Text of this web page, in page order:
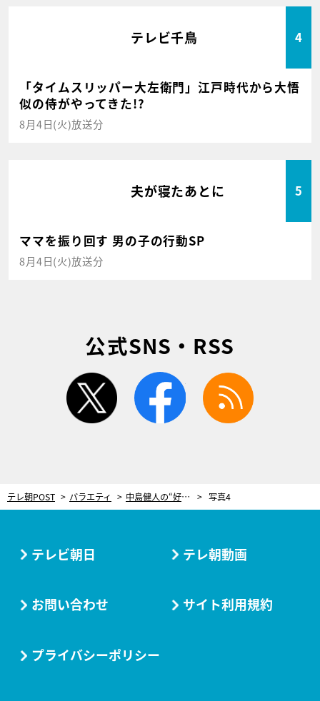
テレビ千鳥 4
「タイムスリッパー大左衛門」江戸時代から大悟
似の侍がやってきた!?
8月4日(火)放送分
夫が寝たあとに 5
ママを振り回す 男の子の行動SP
8月4日(火)放送分
公式SNS・RSS
twitter facebook
テレ朝POST バラエティ 中島健人の“好きになる女性のタイプ”に「大人だ～！」 真摯な最新恋愛トークを披露 写真4
テレビ朝日 テレ朝動画
お問い合わせ サイト利用規約
プライバシーポリシー